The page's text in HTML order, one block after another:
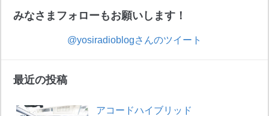
みなさまフォローもお願いします！
@yosiradioblogさんのツイート
最近の投稿
アコードハイブリッド